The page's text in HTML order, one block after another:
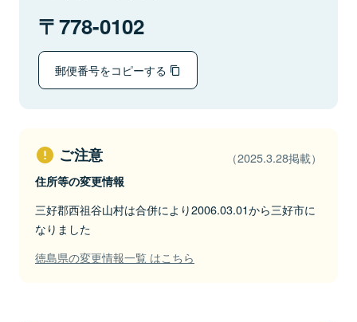
778-0102
郵便番号をコピーする
ご注意 （2025.3.28掲載）
住所等の変更情報
三好郡西祖谷山村は合併により2006.03.01から三好市に
なりました
徳島県の変更情報一覧 はこちら